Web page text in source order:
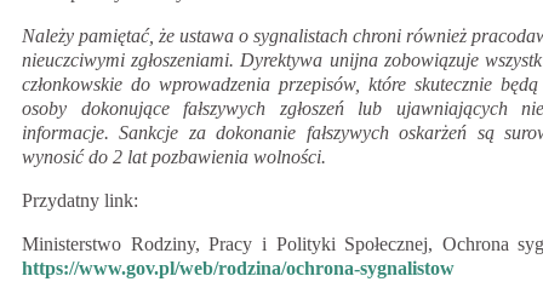
Należy pamiętać, że ustawa o sygnalistach chroni również
nieuczciwymi zgłoszeniami. Dyrektywa unijna zobowiązuje
członkowskie do wprowadzenia przepisów, które skutecznie
osoby dokonujące fałszywych zgłoszeń lub ujawniających
informacje. Sankcje za dokonanie fałszywych oskarżeń są
wynosić do 2 lat pozbawienia wolności.
Przydatny link:
Ministerstwo Rodziny, Pracy i Polityki Społecznej, Ochrona
https://www.gov.pl/web/rodzina/ochrona-sygnalistow